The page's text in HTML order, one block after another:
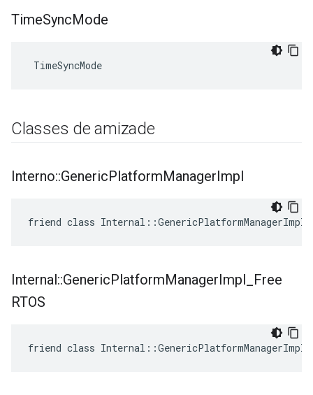
TimeSyncMode
TimeSyncMode
Classes de amizade
Interno::GenericPlatformManagerImpl
friend class Internal::GenericPlatformManagerImpl
Internal::GenericPlatformManagerImpl Free
RTOS
friend class